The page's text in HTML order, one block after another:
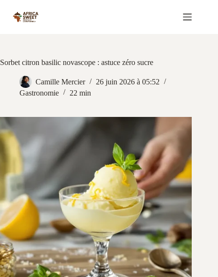
contenu
Sorbet citron basilic novascope : astuce zéro sucre
Camille Mercier
26 juin 2026 à 05:52
Gastronomie
22 min